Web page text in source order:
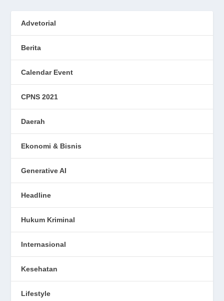
Advetorial
Berita
Calendar Event
CPNS 2021
Daerah
Ekonomi & Bisnis
Generative AI
Headline
Hukum Kriminal
Internasional
Kesehatan
Lifestyle